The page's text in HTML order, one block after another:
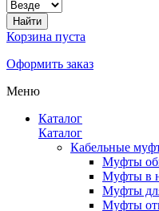
Корзина пуста
Оформить заказ
Меню
Каталог
Каталог
Кабельные
Муфты
Муфты в
Муфты
Муфты